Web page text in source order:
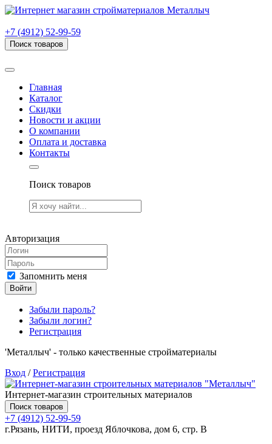
+7 (4912) 52-99-59
Поиск товаров
Главная
Каталог
Скидки
Новости и акции
О компании
Оплата и доставка
Контакты
Поиск товаров
Авторизация
Запомнить меня
Войти
Забыли пароль?
Забыли логин?
Регистрация
'Металлыч' - только качественные стройматериалы
Вход /Регистрация
Интернет-магазин строительных материалов
Поиск товаров
+7 (4912) 52-99-59
г.Рязань, НИТИ, проезд Яблочкова, дом 6, стр. В